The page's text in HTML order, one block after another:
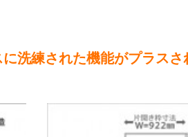
洗練された機能がプラス